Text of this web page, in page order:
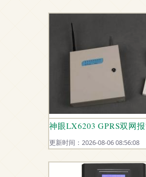
神眼LX6203 GPRS双网
更新时间：2026-08-06 08:56:08